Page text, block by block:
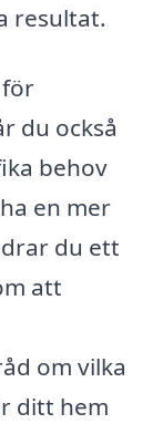
resultat.
du också
behov
en mer
du ett
att
om vilka
ditt hem